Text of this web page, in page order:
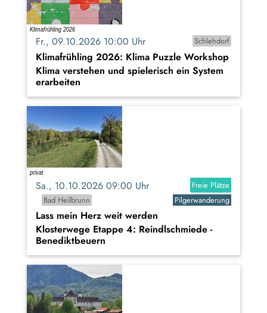
Fr., 09.10.2026 10:00 Uhr Schlehdorf
Klimafrühling 2026: Klima Puzzle Workshop
Klima verstehen und spielerisch ein System
erarbeiten
Sa., 10.10.2026 09:00 Uhr
Freie Plätze
Bad Heilbrunn
Pilgerwanderung
Lass mein Herz weit werden
Klosterwege Etappe 4: Reindlschmiede -
Benediktbeuern